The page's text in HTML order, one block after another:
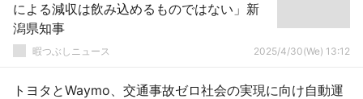
による減収は飲み込めるものではない」新
潟県知事
暇つぶしニュース 2025/4/30(We) 13:12
トヨタとWaymo、交通事故ゼロ社会の実現に向け自動運